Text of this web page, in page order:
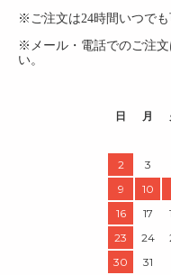
※ご注文は24時間いつでも
※メール・電話でのご注
い。
日
月
2
3
9
10
16
17
23
24
30
31